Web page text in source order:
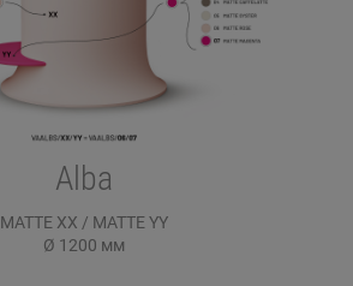
Alba
MATTE XX / MATTE YY
Ø 1200 мм